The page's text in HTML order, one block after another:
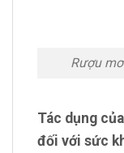
Rượu
Tác dụng
đối với sức